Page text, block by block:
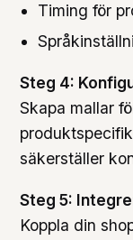
Timing för
Steg 4:
Skapa mallar
säkerställer
Steg 5:
Koppla din